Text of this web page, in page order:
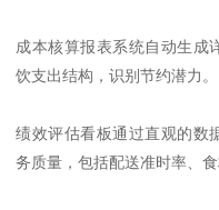
成本核算报表系统自动生成
饮支出结构，识别节约潜力。
绩效评估看板通过直观的数
务质量，包括配送准时率、